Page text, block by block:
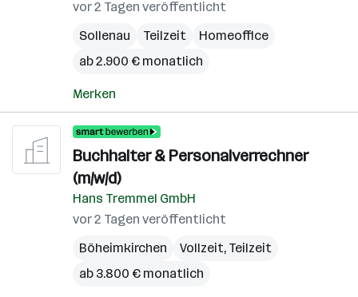
vor 2 Tagen veröffentlicht
Sollenau
Teilzeit
Homeoffice
ab 2.900 € monatlich
Merken
Buchhalter & Personalverrechner
(m/w/d)
Hans Tremmel GmbH
vor 2 Tagen veröffentlicht
Böheimkirchen
Vollzeit, Teilzeit
ab 3.800 € monatlich